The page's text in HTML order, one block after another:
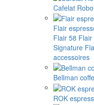
Cafelat
Flair
Flair 58 Flair
Signature
accessoires
Bellman
ROK